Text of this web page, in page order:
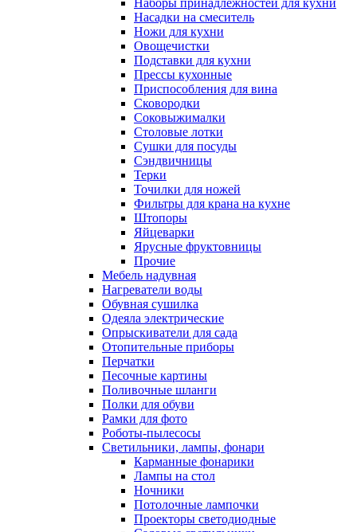
Наборы принадлежностей для кухни
Насадки на смеситель
Ножи для кухни
Овощечистки
Подставки для кухни
Прессы кухонные
Приспособления для вина
Сковородки
Соковыжималки
Столовые лотки
Сушки для посуды
Сэндвичницы
Терки
Точилки для ножей
Фильтры для крана на кухне
Штопоры
Яйцеварки
Ярусные фруктовницы
Прочие
Мебель надувная
Нагреватели воды
Обувная сушилка
Одеяла электрические
Опрыскиватели для сада
Отопительные приборы
Перчатки
Песочные картины
Поливочные шланги
Полки для обуви
Рамки для фото
Роботы-пылесосы
Светильники, лампы, фонари
Карманные фонарики
Лампы на стол
Ночники
Потолочные лампочки
Проекторы светодиодные